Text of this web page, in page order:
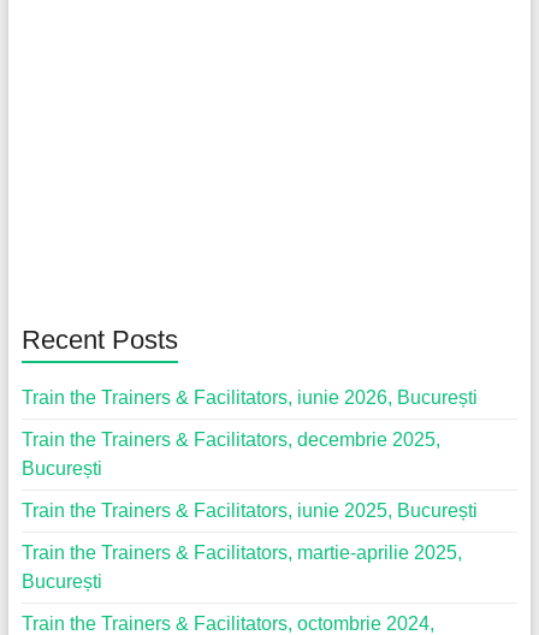
Recent Posts
Train the Trainers & Facilitators, iunie 2026, București
Train the Trainers & Facilitators, decembrie 2025,
București
Train the Trainers & Facilitators, iunie 2025, București
Train the Trainers & Facilitators, martie-aprilie 2025,
București
Train the Trainers & Facilitators, octombrie 2024,